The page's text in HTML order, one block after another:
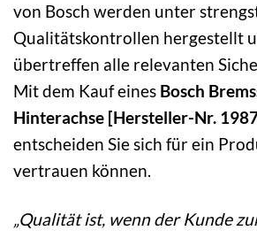
von Bosch werden unter
Qualitätskontrollen hergestellt
übertreffen alle relevanten
Mit dem Kauf eines Bosch
Hinterachse [Hersteller-Nr.
entscheiden Sie sich für ein
vertrauen können.
„Qualität ist, wenn der Kunde